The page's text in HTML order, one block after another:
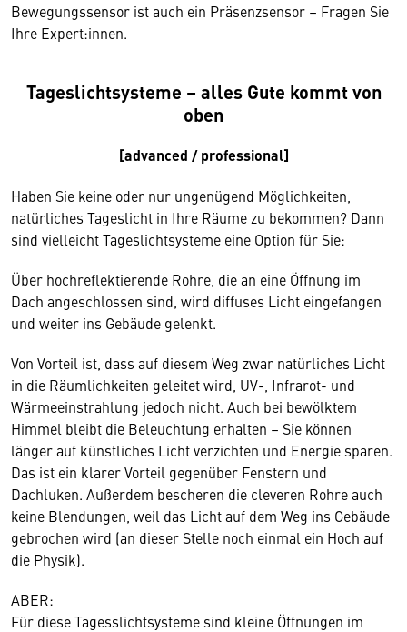
Bewegungssensor ist auch ein Präsenzsensor – Fragen Sie
Ihre Expert:innen.
Tageslichtsysteme – alles Gute kommt von
oben
[advanced / professional]
Haben Sie keine oder nur ungenügend Möglichkeiten,
natürliches Tageslicht in Ihre Räume zu bekommen? Dann
sind vielleicht Tageslichtsysteme eine Option für Sie:
Über hochreflektierende Rohre, die an eine Öffnung im
Dach angeschlossen sind, wird diffuses Licht eingefangen
und weiter ins Gebäude gelenkt.
Von Vorteil ist, dass auf diesem Weg zwar natürliches Licht
in die Räumlichkeiten geleitet wird, UV-, Infrarot- und
Wärmeeinstrahlung jedoch nicht. Auch bei bewölktem
Himmel bleibt die Beleuchtung erhalten – Sie können
länger auf künstliches Licht verzichten und Energie sparen.
Das ist ein klarer Vorteil gegenüber Fenstern und
Dachluken. Außerdem bescheren die cleveren Rohre auch
keine Blendungen, weil das Licht auf dem Weg ins Gebäude
gebrochen wird (an dieser Stelle noch einmal ein Hoch auf
die Physik).
ABER:
Für diese Tagesslichtsysteme sind kleine Öffnungen im